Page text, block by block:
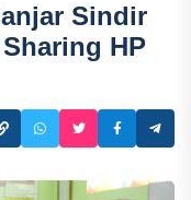
Sindir
HP